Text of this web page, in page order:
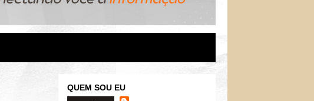
QUEM SOU EU